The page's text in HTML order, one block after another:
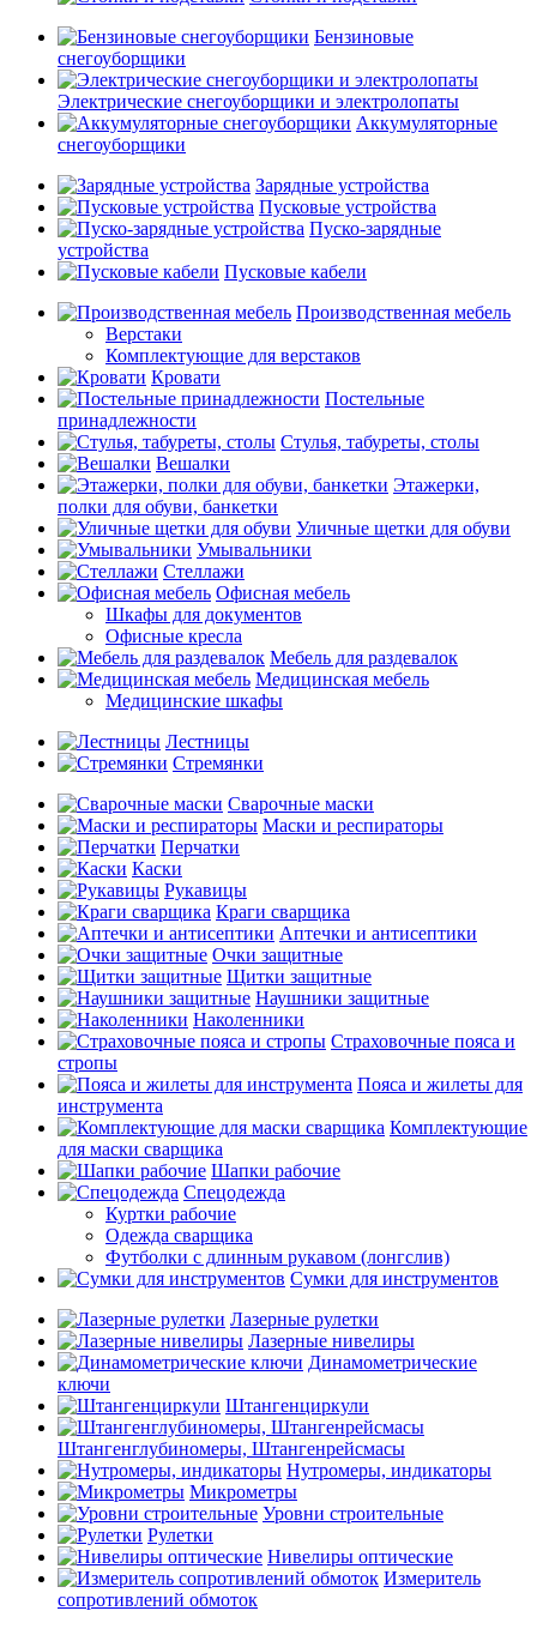
Бензиновые
снегоуборщики
Электрические снегоуборщики и электролопаты
Аккумуляторные
снегоуборщики
Зарядные устройства
Пусковые устройства
Пуско-зарядные
устройства
Пусковые кабели
Производственная мебель
Верстаки
Комплектующие для верстаков
Кровати
Постельные
принадлежности
Стулья, табуреты, столы
Вешалки
Этажерки,
полки для обуви, банкетки
Уличные щетки для обуви
Умывальники
Стеллажи
Офисная мебель
Шкафы для документов
Офисные кресла
Мебель для раздевалок
Медицинская мебель
Медицинские шкафы
Лестницы
Стремянки
Сварочные маски
Маски и респираторы
Перчатки
Каски
Рукавицы
Краги сварщика
Аптечки и антисептики
Очки защитные
Щитки защитные
Наушники защитные
Наколенники
Страховочные пояса и
стропы
Пояса и жилеты для
инструмента
Комплектующие
для маски сварщика
Шапки рабочие
Спецодежда
Куртки рабочие
Одежда сварщика
Футболки с длинным рукавом (лонгслив)
Сумки для инструментов
Лазерные рулетки
Лазерные нивелиры
Динамометрические
ключи
Штангенциркули
Штангенглубиномеры, Штангенрейсмасы
Нутромеры, индикаторы
Микрометры
Уровни строительные
Рулетки
Нивелиры оптические
Измеритель
сопротивлений обмоток